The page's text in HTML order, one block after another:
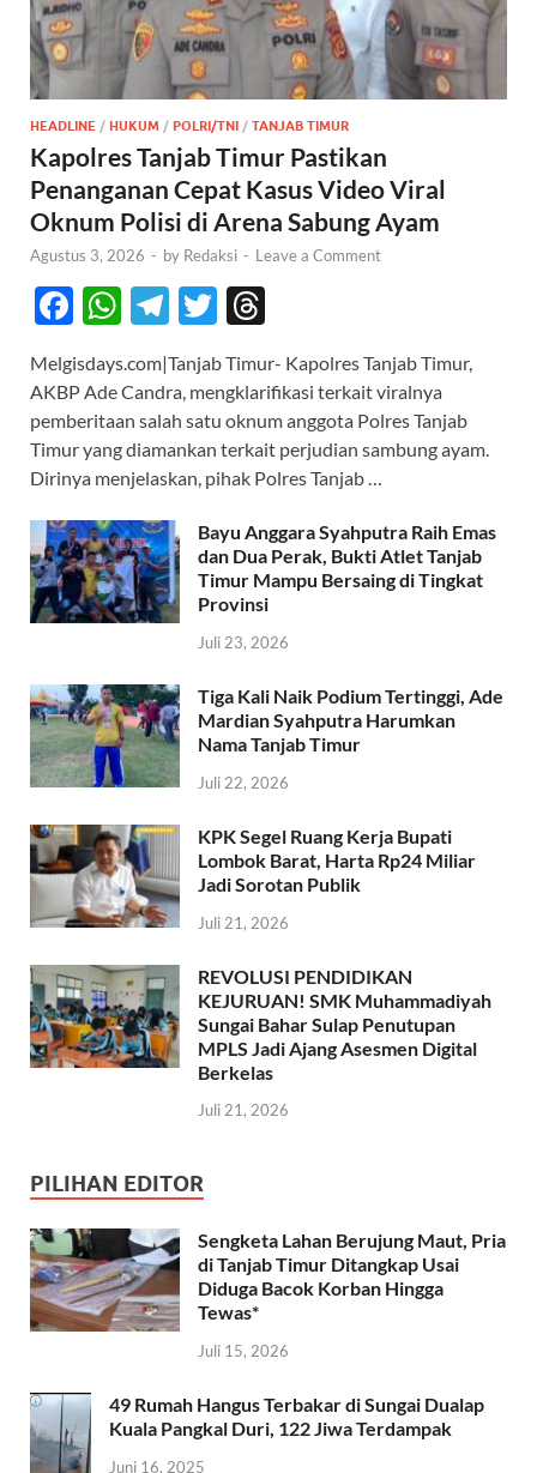
HEADLINE / HUKUM / POLRI/TNI / TANJAB TIMUR
Kapolres Tanjab Timur Pastikan
Penanganan Cepat Kasus Video Viral
Oknum Polisi di Arena Sabung Ayam
Agustus 3, 2026 - by Redaksi - Leave a Comment
F
e
b
o
o
k
W
at
s
A
p
p
T
e
gr
a
m
T
itt
er
e
a
ds
Melgisdays.com|Tanjab Timur- Kapolres Tanjab Timur,
AKBP Ade Candra, mengklarifikasi terkait viralnya
pemberitaan salah satu oknum anggota Polres Tanjab
Timur yang diamankan terkait perjudian sambung ayam.
Dirinya menjelaskan, pihak Polres Tanjab …
Bayu Anggara Syahputra Raih Emas
dan Dua Perak, Bukti Atlet Tanjab
Timur Mampu Bersaing di Tingkat
Provinsi
Juli 23, 2026
Tiga Kali Naik Podium Tertinggi, Ade
Mardian Syahputra Harumkan
Nama Tanjab Timur
Juli 22, 2026
KPK Segel Ruang Kerja Bupati
Lombok Barat, Harta Rp24 Miliar
Jadi Sorotan Publik
Juli 21, 2026
REVOLUSI PENDIDIKAN
KEJURUAN! SMK Muhammadiyah
Sungai Bahar Sulap Penutupan
MPLS Jadi Ajang Asesmen Digital
Berkelas
Juli 21, 2026
PILIHAN EDITOR
Sengketa Lahan Berujung Maut, Pria
di Tanjab Timur Ditangkap Usai
Diduga Bacok Korban Hingga
Tewas*
Juli 15, 2026
49 Rumah Hangus Terbakar di Sungai Dualap
Kuala Pangkal Duri, 122 Jiwa Terdampak
Juni 16, 2025